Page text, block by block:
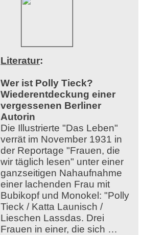
Literatur:
Wer ist Polly Tieck?
Wiederentdeckung einer
vergessenen Berliner
Autorin
Die Illustrierte "Das Leben"
verrät im November 1931 in
der Reportage "Frauen, die
wir täglich lesen" unter einer
ganzseitigen Nahaufnahme
einer lachenden Frau mit
Bubikopf und Monokel: "Polly
Tieck / Katta Launisch /
Lieschen Lassdas. Drei
Frauen in einer, die sich …